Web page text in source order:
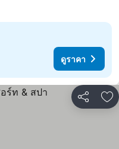
ดูราคา
แชร์ เ